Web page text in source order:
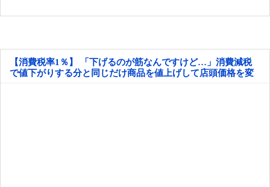
【消費税率1％】 「下げるのが筋なんですけど…」消費減税
で値下がりする分と同じだけ商品を値上げして店頭価格を変
えない店も